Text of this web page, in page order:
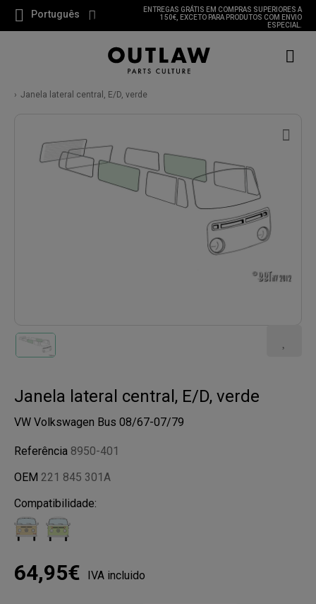
Português
ENTREGAS GRÁTIS EM COMPRAS SUPERIORES A
150€, EXCETO PARA PRODUTOS COM ENVIO
ESPECIAL.
Janela lateral central, E/D, verde
Janela lateral central, E/D, verde
VW Volkswagen Bus 08/67-07/79
Referência 8950-401
OEM 221 845 301A
Compatibilidade:
64,95€ IVA incluido